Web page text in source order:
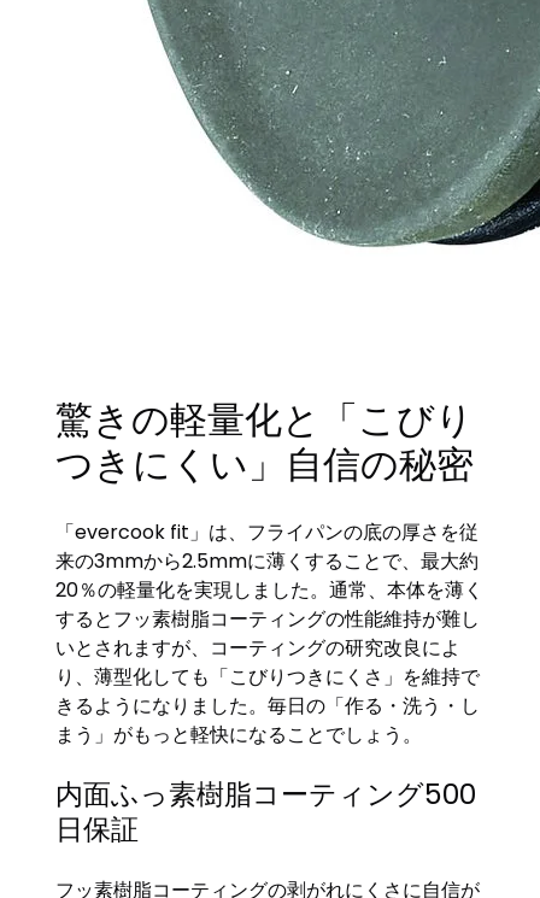
驚きの軽量化と「こびり
つきにくい」自信の秘密
「evercook fit」は、フライパンの底の厚さを従
来の3mmから2.5mmに薄くすることで、最大約
20％の軽量化を実現しました。通常、本体を薄く
するとフッ素樹脂コーティングの性能維持が難し
いとされますが、コーティングの研究改良によ
り、薄型化しても「こびりつきにくさ」を維持で
きるようになりました。毎日の「作る・洗う・し
まう」がもっと軽快になることでしょう。
内面ふっ素樹脂コーティング500
日保証
フッ素樹脂コーティングの剥がれにくさに自信が